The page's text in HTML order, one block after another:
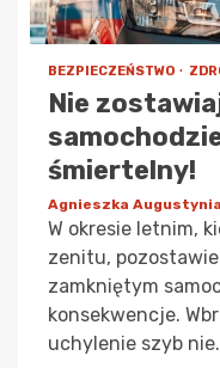
BEZPIECZEŃSTWO
Nie
śmiertelny!
Agnieszka
W okresie letnim,
zenitu,
zamkniętym
konsekwencje.
uchylenie szyb